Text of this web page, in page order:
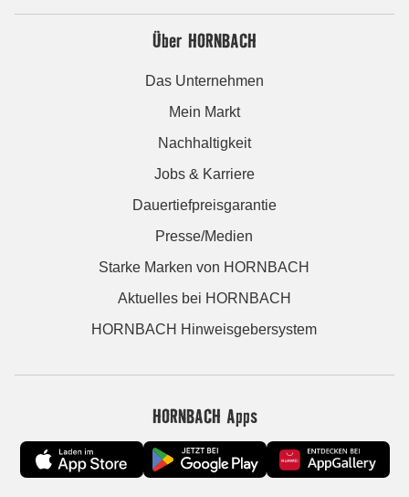
Über HORNBACH
Das Unternehmen
Mein Markt
Nachhaltigkeit
Jobs & Karriere
Dauertiefpreisgarantie
Presse/Medien
Starke Marken von HORNBACH
Aktuelles bei HORNBACH
HORNBACH Hinweisgebersystem
HORNBACH Apps